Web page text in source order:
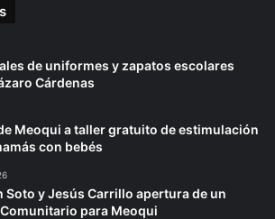
de uniformes y zapatos escolares
Cárdenas
Meoqui a taller gratuito de estimulación
con bebés
Soto y Jesús Carrillo apertura de un
para Meoqui